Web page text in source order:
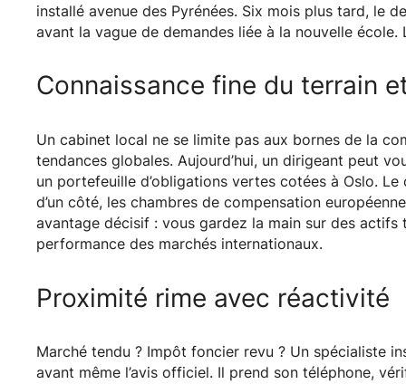
installé avenue des Pyrénées. Six mois plus tard, le
avant la vague de demandes liée à la nouvelle école.
Connaissance fine du terrain
Un cabinet local ne se limite pas aux bornes de la
tendances globales. Aujourd’hui, un dirigeant peut
un portefeuille d’obligations vertes cotées à Oslo.
d’un côté, les chambres de compensation
avantage décisif : vous gardez la main sur des
performance des marchés internationaux.
Proximité rime avec réactivité
Marché tendu ? Impôt foncier revu ? Un spécialiste
avant même l’avis officiel. Il prend son téléphone,